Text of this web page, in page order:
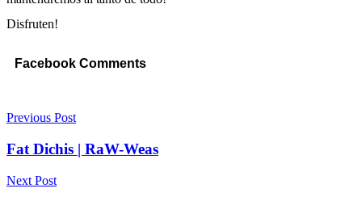
Disfruten!
Facebook Comments
Previous Post
Fat Dichis | RaW-Weas
Next Post